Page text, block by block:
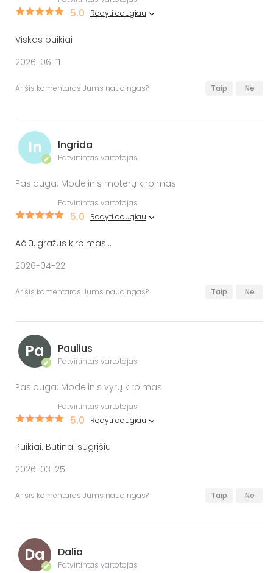
5.0 Rodyti daugiau
Viskas puikiai
2026-06-11
Ar šis komentaras Jums naudingas? Taip Ne
In
✔
Ingrida
Patvirtintas vartotojas
Paslauga: Modelinis moterų kirpimas
Patvirtintas vartotojas
5.0 Rodyti daugiau
Ačiū, gražus kirpimas...
2026-04-22
Ar šis komentaras Jums naudingas? Taip Ne
Pa
✔
Paulius
Patvirtintas vartotojas
Paslauga: Modelinis vyrų kirpimas
Patvirtintas vartotojas
5.0 Rodyti daugiau
Puikiai. Būtinai sugrįšiu
2026-03-25
Ar šis komentaras Jums naudingas? Taip Ne
Da
✔
Dalia
Patvirtintas vartotojas